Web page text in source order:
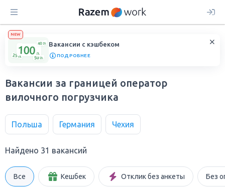
NEW
Вакансии с кэшбеком
ПОДРОБНЕЕ
Вакансии за границей оператор
вилочного погрузчика
Польша Германия Чехия
Найдено 31 вакансий
Все Кешбек Отклик без анкеты Без